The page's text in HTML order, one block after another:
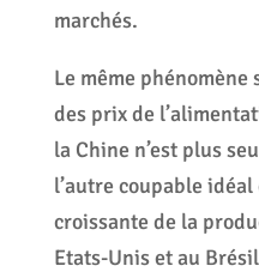
marchés.
Le même phénomène
des prix de
la Chine n’est plus
l’autre coupable
croissante de la
Etats-Unis et au